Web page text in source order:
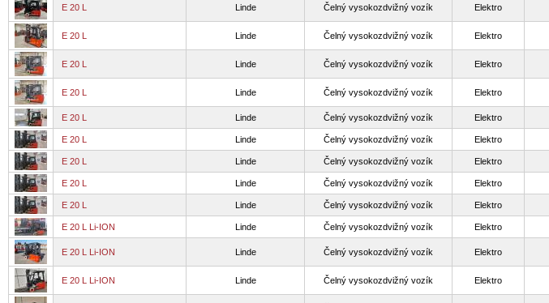
E 20 L Linde Čelný vysokozdvižný vozík Elektro
E 20 L Linde Čelný vysokozdvižný vozík Elektro
E 20 L Linde Čelný vysokozdvižný vozík Elektro
E 20 L Linde Čelný vysokozdvižný vozík Elektro
E 20 L Linde Čelný vysokozdvižný vozík Elektro
E 20 L Linde Čelný vysokozdvižný vozík Elektro
E 20 L Linde Čelný vysokozdvižný vozík Elektro
E 20 L Linde Čelný vysokozdvižný vozík Elektro
E 20 L Linde Čelný vysokozdvižný vozík Elektro
E 20 L Li-ION Linde Čelný vysokozdvižný vozík Elektro
E 20 L Li-ION Linde Čelný vysokozdvižný vozík Elektro
E 20 L Li-ION Linde Čelný vysokozdvižný vozík Elektro